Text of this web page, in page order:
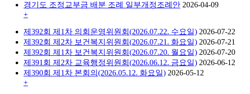
경기도 조정교부금 배분 조례 일부개정조례안 2026-04-09
+
제392회 제1차 의회운영위원회(2026.07.22. 수요일) 2026-07-22
제392회 제2차 보건복지위원회(2026.07.21. 화요일) 2026-07-21
제392회 제1차 보건복지위원회(2026.07.20. 월요일) 2026-07-20
제391회 제2차 교육행정위원회(2026.06.12. 금요일) 2026-06-12
제390회 제1차 본회의(2026.05.12. 화요일) 2026-05-12
+